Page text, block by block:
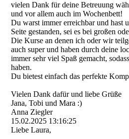
vielen Dank für deine Betreuung
und vor allem auch im Wochenbett!
Du warst immer erreichbar und hast
Seite gestanden, sei es bei großen
Die Kurse an denen ich oder wir
auch super und haben durch deine
immer sehr viel Spaß gemacht,
haben.
Du bietest einfach das perfekte
Vielen Dank dafür und liebe Grüße
Jana, Tobi und Mara :)
Anna Ziegler
15.02.2025 13:16:25
Liebe Laura,